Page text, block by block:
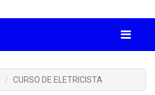
CURSO DE ELETRICISTA